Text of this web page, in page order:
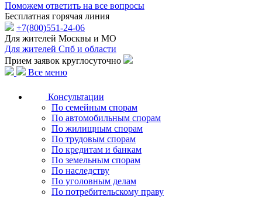
Поможем ответить на все вопросы
Бесплатная горячая линия
+7(800)551-24-06
Для жителей Москвы и МО
Для жителей Спб и области
Прием заявок круглосуточно
Все меню
Консультации
По семейным спорам
По автомобильным спорам
По жилищным спорам
По трудовым спорам
По кредитам и банкам
По земельным спорам
По наследству
По уголовным делам
По потребительскому праву